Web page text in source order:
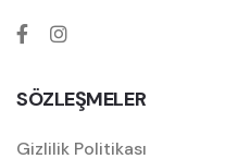
SÖZLEŞMELER
Gizlilik Politikası